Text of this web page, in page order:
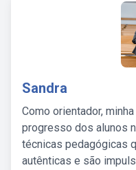
Sandra
Como orientador,
progresso dos alunos
técnicas pedagógicas
autênticas e são